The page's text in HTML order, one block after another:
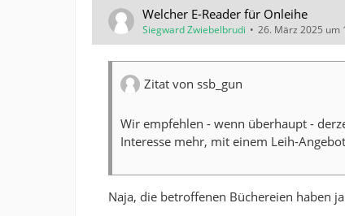
Welcher E-Reader für Onleihe
Siegward Zwiebelbrudi 26. März 2025 um
Zitat von ssb_gun
Wir empfehlen - wenn überhaupt -
Interesse mehr, mit einem Leih-
Naja, die betroffenen Büchereien haben